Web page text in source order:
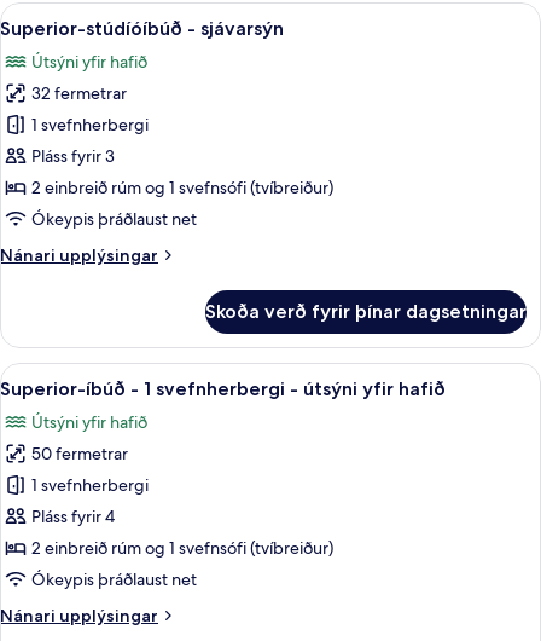
Skoða
allar
myndir
fyrir
Superior-
stúdíóíbúð
-
sjávarsýn
Superior-stúdíóíbúð - sjávarsýn |
8
Superior-stúdíóíbúð - sjávarsýn
Útsýni yfir hafið
32 fermetrar
1 svefnherbergi
Pláss fyrir 3
2 einbreið rúm og 1 svefnsófi (tvíbreiður)
Ókeypis þráðlaust net
Nánari upplýsingar
Nánari
stúdíóíbúð
sjávarsýn
Skoða verð fyrir þínar dagsetningar
Skoða
allar
myndir
fyrir
Superior-
íbúð
-
1
svefnherbergi
-
Superior-íbúð - 1 svefnherbergi -
11
Superior-íbúð - 1 svefnherbergi - útsýni yfir hafið
Útsýni yfir hafið
50 fermetrar
1 svefnherbergi
Pláss fyrir 4
2 einbreið rúm og 1 svefnsófi (tvíbreiður)
Ókeypis þráðlaust net
Nánari upplýsingar
Nánari